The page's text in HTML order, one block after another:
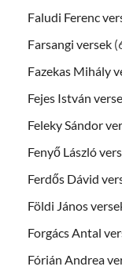
Faludi Ferenc
Farsangi versek
Fazekas Mihály
Fejes István
Feleky Sándor
Fenyő László
Ferdős Dávid
Földi János
Forgács Antal
Fórián Andrea